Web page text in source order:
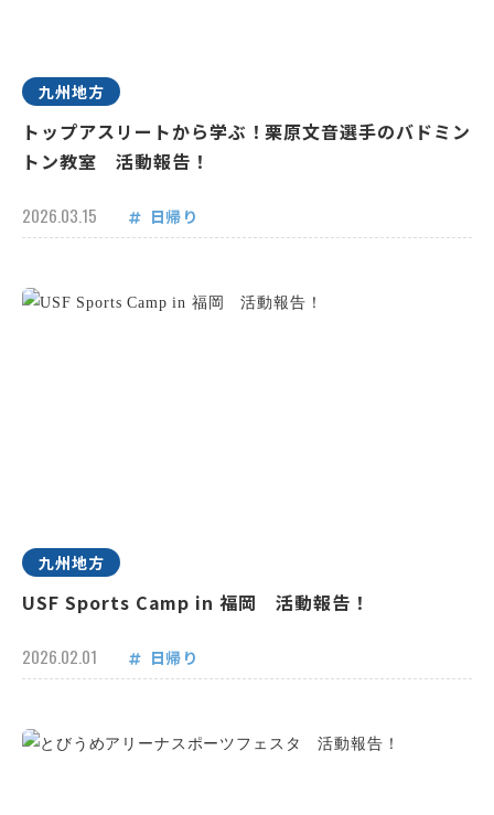
九州地方
トップアスリートから学ぶ！栗原文音選手のバドミン
トン教室 活動報告！
2026.03.15 日帰り
九州地方
USF Sports Camp in 福岡 活動報告！
2026.02.01 日帰り